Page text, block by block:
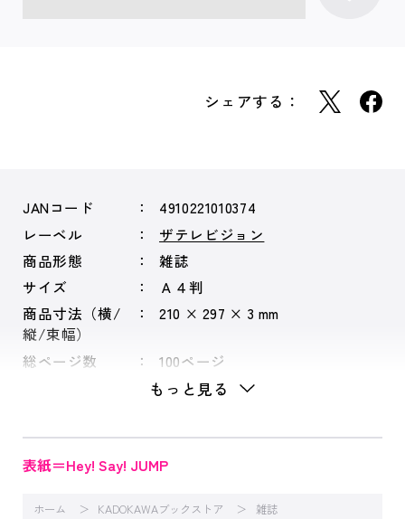
シェアする：
JANコード
4910221010374
レーベル
ザテレビジョン
商品形態
雑誌
サイズ
Ａ４判
商品寸法（横/
縦/束幅）
210 × 297 × 3 mm
総ページ数 100ページ
もっと見る
表紙＝Hey! Say! JUMP
ホーム KADOKAWAブックストア 雑誌